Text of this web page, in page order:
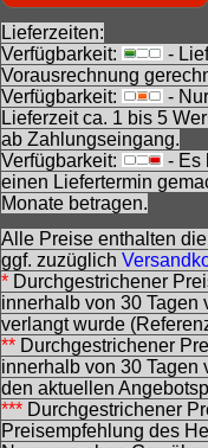
Lieferzeiten:
Verfügbarkeit:
-
Vorausrechnung
Verfügbarkeit:
-
Lieferzeit ca. 1 bis 5
ab Zahlungseingang.
Verfügbarkeit:
- Es
einen Liefertermin
Monate betragen.
Alle Preise enthalten
ggf. zuzüglich
* Durchgestrichener
innerhalb von 30 Tagen
verlangt wurde
** Durchgestrichener
innerhalb von 30 Tagen
den aktuellen
*** Durchgestrichener
Preisempfehlung des